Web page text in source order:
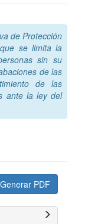
de Protección
se limita la
sin su
de las
de las
ante la ley del
Generar PDF